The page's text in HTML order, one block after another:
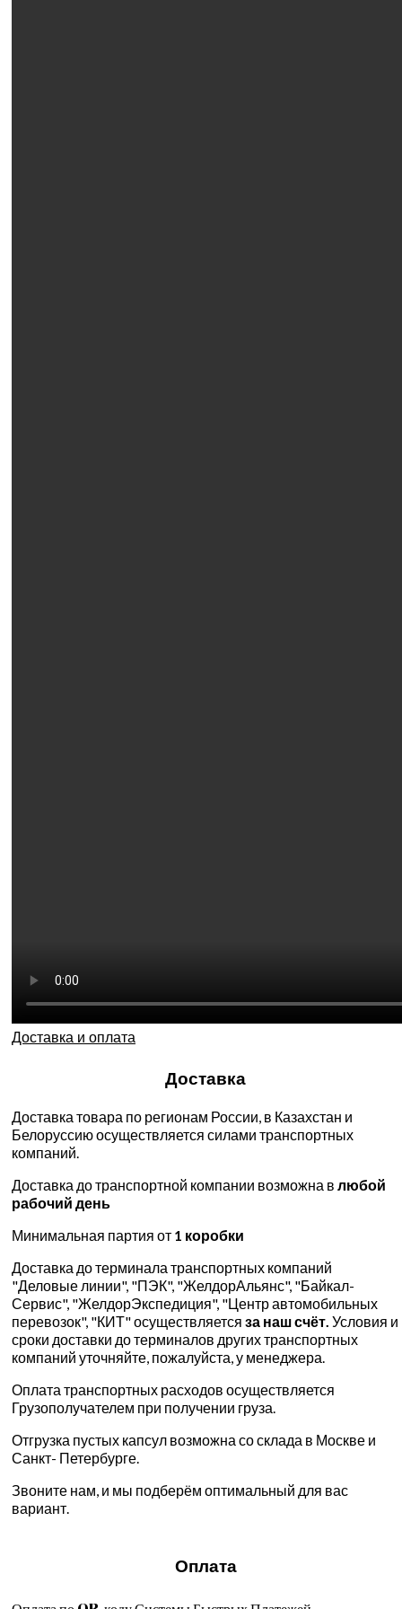
Доставка и оплата
Доставка
Доставка товара по регионам России, в Казахстан и
Белоруссию осуществляется силами транспортных
компаний.
Доставка до транспортной компании возможна в любой
рабочий день
Минимальная партия от 1 коробки
Доставка до терминала транспортных компаний
"Деловые линии", "ПЭК", "ЖелдорАльянс", "Байкал-
Сервис", "ЖелдорЭкспедиция", "Центр автомобильных
перевозок", "КИТ" осуществляется за наш счёт. Условия и
сроки доставки до терминалов других транспортных
компаний уточняйте, пожалуйста, у менеджера.
Оплата транспортных расходов осуществляется
Грузополучателем при получении груза.
Отгрузка пустых капсул возможна со склада в Москве и
Санкт- Петербурге.
Звоните нам, и мы подберём оптимальный для вас
вариант.
Оплата